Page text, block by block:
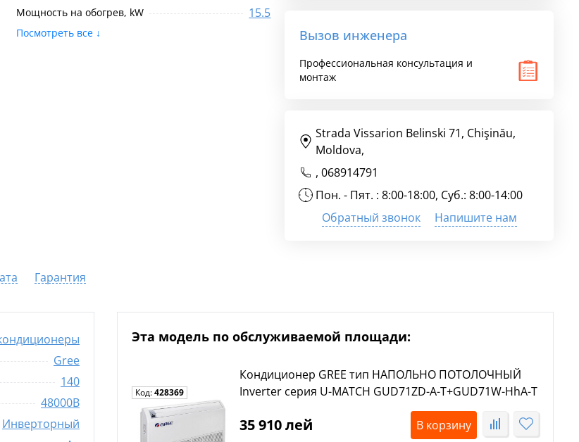
Мощность на обогрев, kW 15.5
Посмотреть все ↓ Вызов инженера
Профессиональная консультация и
монтаж
Strada Vissarion Belinski 71, Chişinău,
Moldova,
, 068914791
Пон. - Пят. : 8:00-18:00, Суб.: 8:00-14:00
Обратный звонок
Напишите нам
Гарантия
Gree
140
48000B
Инверторный
Эта модель по обслуживаемой площади:
Код:428369
Кондиционер GREE тип НАПОЛЬНО ПОТОЛОЧНЫЙ
Inverter серия U-MATCH GUD71ZD-A-T+GUD71W-HhA-T
35 910 лей В корзину